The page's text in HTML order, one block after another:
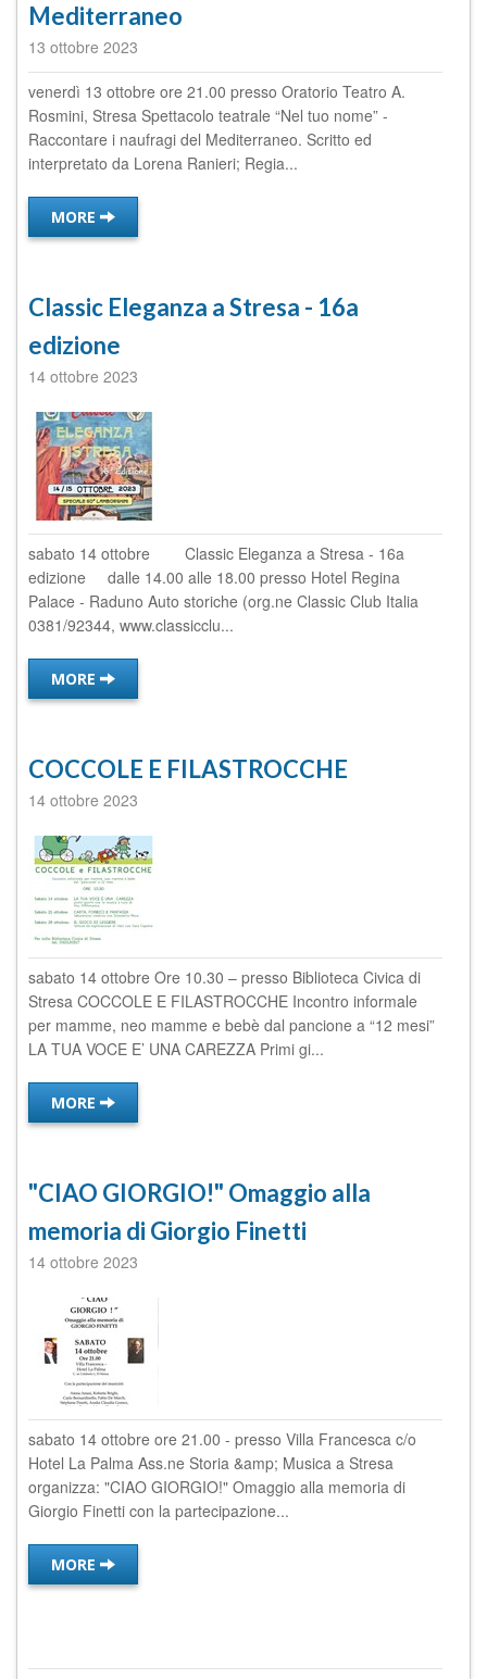
Mediterraneo
13 ottobre 2023
venerdì 13 ottobre ore 21.00 presso Oratorio Teatro A.
Rosmini, Stresa Spettacolo teatrale “Nel tuo nome” -
Raccontare i naufragi del Mediterraneo. Scritto ed
interpretato da Lorena Ranieri; Regia...
MORE
Classic Eleganza a Stresa - 16a
edizione
14 ottobre 2023
sabato 14 ottobre Classic Eleganza a Stresa - 16a
edizione dalle 14.00 alle 18.00 presso Hotel Regina
Palace - Raduno Auto storiche (org.ne Classic Club Italia
0381/92344, www.classicclu...
MORE
COCCOLE E FILASTROCCHE
14 ottobre 2023
sabato 14 ottobre Ore 10.30 – presso Biblioteca Civica di
Stresa COCCOLE E FILASTROCCHE Incontro informale
per mamme, neo mamme e bebè dal pancione a “12 mesi”
LA TUA VOCE E’ UNA CAREZZA Primi gi...
MORE
"CIAO GIORGIO!" Omaggio alla
memoria di Giorgio Finetti
14 ottobre 2023
sabato 14 ottobre ore 21.00 - presso Villa Francesca c/o
Hotel La Palma Ass.ne Storia &amp; Musica a Stresa
organizza: "CIAO GIORGIO!" Omaggio alla memoria di
Giorgio Finetti con la partecipazione...
MORE